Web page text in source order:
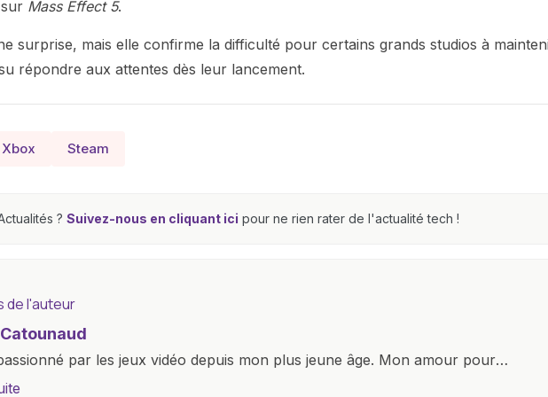
Mass Effect 5.
surprise, mais elle confirme la difficulté pour certains grands studios à
répondre aux attentes dès leur lancement.
Xbox Steam
? Suivez-nous en cliquant ici pour ne rien rater de l'actualité tech !
de l'auteur
par les jeux vidéo depuis mon plus jeune âge. Mon amour pour
m'a conduit à explorer constamment les dernières avancées dans